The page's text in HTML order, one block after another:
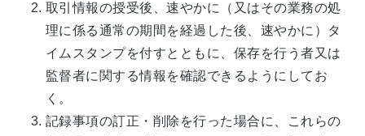
取引情報の授受後、速やかに（又はその業務の処
理に係る通常の期間を経過した後、速やかに）タ
イムスタンプを付すとともに、保存を行う者又は
監督者に関する情報を確認できるようにしてお
く。
記録事項の訂正・削除を行った場合に、これらの